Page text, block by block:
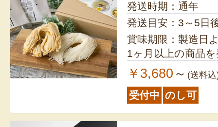
発送時期：通年
発送目安：3～5日
賞味期限：製造日より1年 ※
1ヶ月以上の商品
￥3,680 ～ (送料
受付中 のし可